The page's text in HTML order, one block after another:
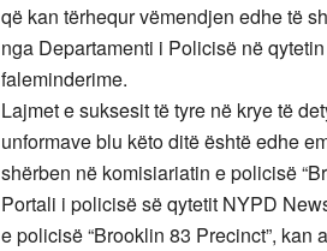
që kan tërhequr vëmendjen edhe të
nga Departamenti i Policisë në
faleminderime.
Lajmet e suksesit të tyre në krye të
unformave blu këto ditë është edhe
shërben në komisiariatin e policisë
Portali i policisë së qytetit NYPD
e policisë “Brooklin 83 Precinct”,